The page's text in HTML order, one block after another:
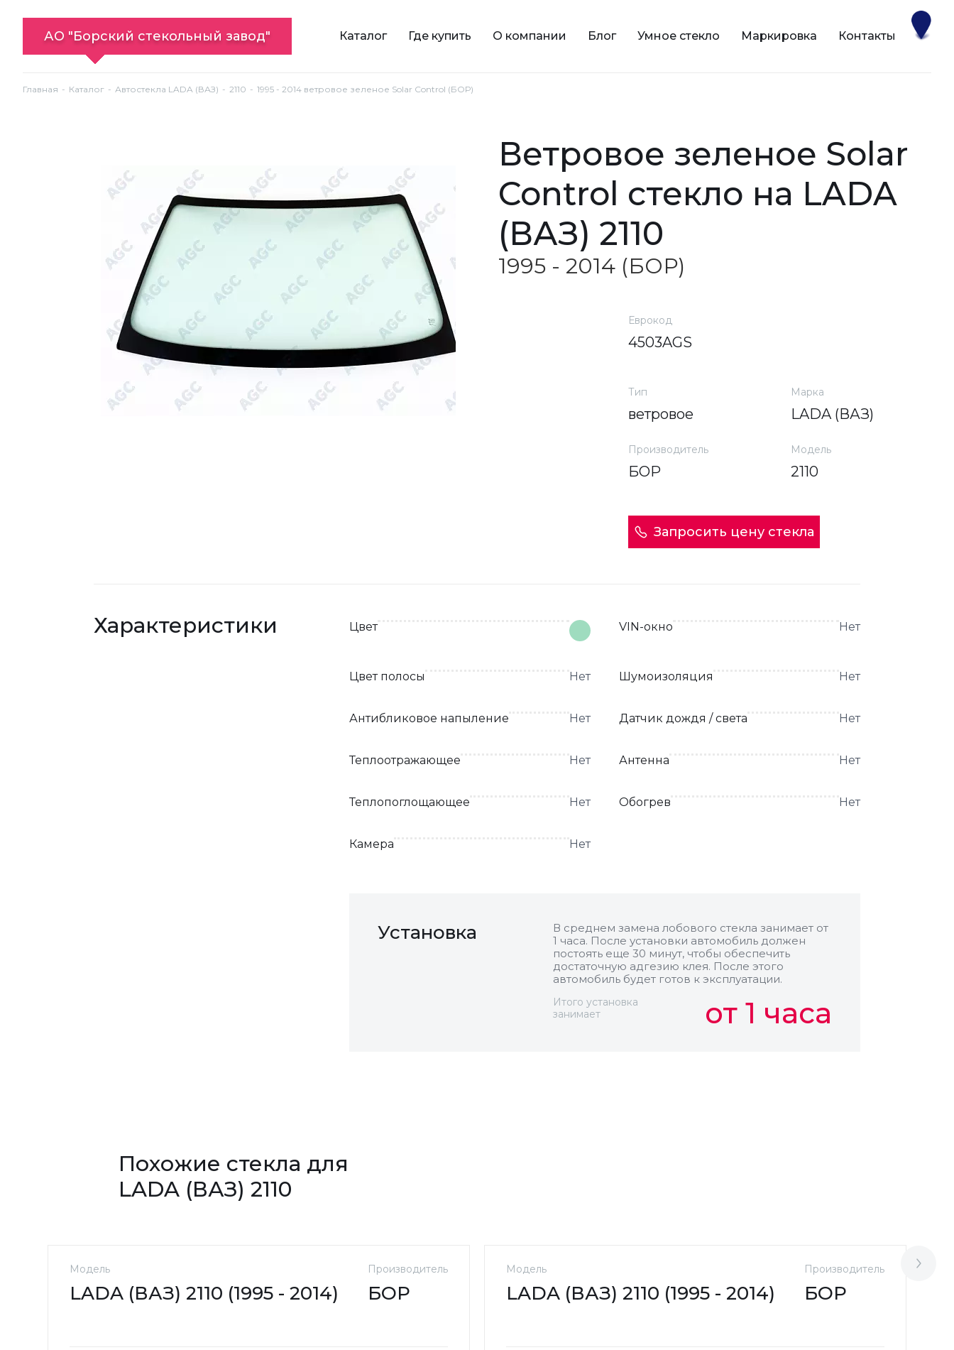
АО "Борский стекольный завод" Каталог Где купить О компании Блог Умное стекло Маркировка Контакты
Главная Каталог Автостекла LADA (ВАЗ) 2110 1995 - 2014 ветровое зеленое Solar Control (БОР)
ветровое зеленое Solar
Control стекло на LADA
(ВАЗ) 2110
1995 - 2014 (БОР)
Еврокод
4503AGS
Тип
ветровое
Марка
LADA (ВАЗ)
Производитель
БОР
Модель
2110
Запросить цену стекла
Характеристики Цвет VIN-окно Нет
Цвет полосы Нет Шумоизоляция Нет
Антибликовое напыление Нет Датчик дождя / света Нет
Теплоотражающее Нет Антенна Нет
Теплопоглощающее Нет Обогрев Нет
Камера Нет
Установка
В среднем замена лобового стекла занимает от
1 часа. После установки автомобиль должен
постоять еще 30 минут, чтобы обеспечить
достаточную адгезию клея. После этого
автомобиль будет готов к эксплуатации.
Итого установка
занимает
от 1 часа
Похожие стекла для
LADA (ВАЗ) 2110
Модель
LADA (ВАЗ) 2110 (1995 - 2014)
Производитель
БОР
Модель
LADA (ВАЗ) 2110 (1995 - 2014)
Производитель
БОР